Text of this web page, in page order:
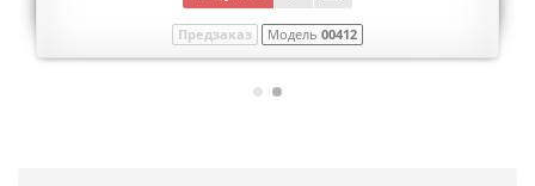
Предзаказ Модель 00412